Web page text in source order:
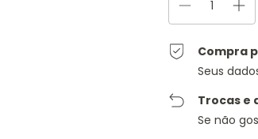
Compra
Seus
Trocas e
Se não